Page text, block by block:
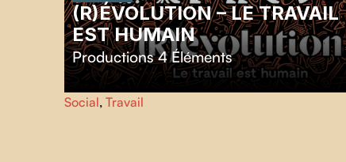
(R)ÉVOLUTION – LE TRAVAIL
EST HUMAIN
Productions 4 Éléments
Découvrez des solutions inspirantes de coopératives de
travail pour faire face aux enjeux actuels dans le
Social, Travail